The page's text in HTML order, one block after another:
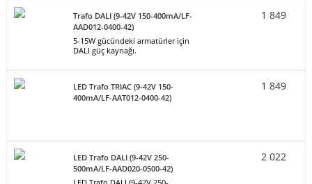
Trafo DALI (9-42V 150-400mA/LF-
AAD012-0400-42)
5-15W gücündeki armatürler için
DALI güç kaynağı.
1 849
LED Trafo TRIAC (9-42V 150-
400mA/LF-AAT012-0400-42)
1 849
LED Trafo DALI (9-42V 250-
500mA/LF-AAD020-0500-42)
2 022